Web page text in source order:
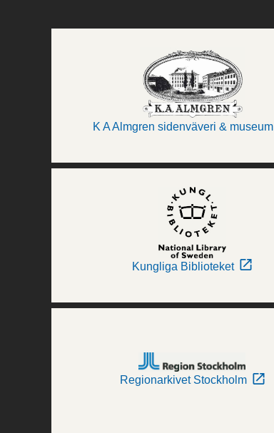
K A Almgren sidenväveri & museum
Kungliga Biblioteket
Regionarkivet Stockholm